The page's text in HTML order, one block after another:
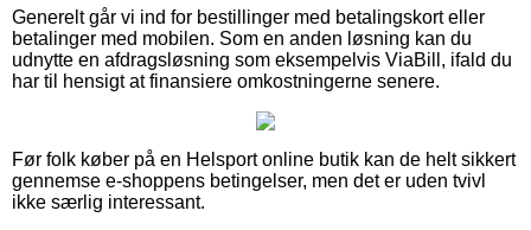
Generelt går vi ind for bestillinger med betalingskort eller
betalinger med mobilen. Som en anden løsning kan du
udnytte en afdragsløsning som eksempelvis ViaBill, ifald du
har til hensigt at finansiere omkostningerne senere.
Før folk køber på en Helsport online butik kan de helt sikkert
gennemse e-shoppens betingelser, men det er uden tvivl
ikke særlig interessant.